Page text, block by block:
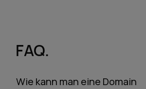
FAQ.
Wie kann man eine Domain